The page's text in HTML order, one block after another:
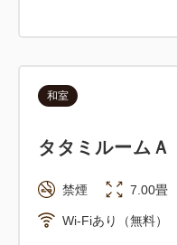
和室
タタミルームＡ
禁煙 7.00畳
Wi-Fiあり（無料）